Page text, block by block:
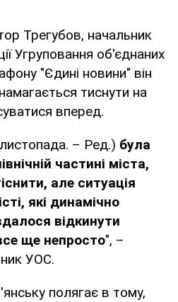
Трегубов, начальник
Угруповання об'єднаних
"Єдині новини" він
тиснути на
вперед.
– Ред.) була
частині міста,
але ситуація
які динамічно
відкинути
ще непросто", –
УОС.
полягає в тому,